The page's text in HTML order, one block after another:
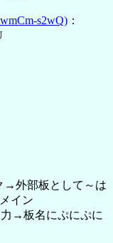
s2wQ) ：
→外部板として～は
イン
→板名にぷにぷに